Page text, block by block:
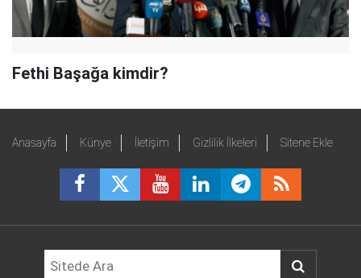
Fethi Başağa kimdir?
Anasayfa Künye İletişim Gizlilik İlkeleri Sitene Ekle